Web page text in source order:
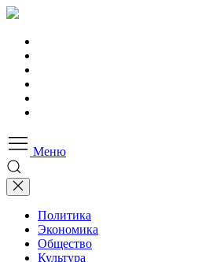
Меню
Политика
Экономика
Общество
Культура